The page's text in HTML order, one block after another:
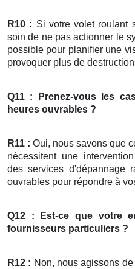
R10 : Si votre volet roulant
soin de ne pas actionner le
possible pour planifier une
provoquer plus de
Q11 : Prenez-vous les
heures ouvrables ?
R11 : Oui, nous savons que
nécessitent une
des services d'dépannage
ouvrables pour répondre à
Q12 : Est-ce que votre
fournisseurs particuliers ?
R12 : Non, nous agissons